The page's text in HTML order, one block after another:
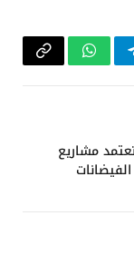
واتسابCopy
مشاريع